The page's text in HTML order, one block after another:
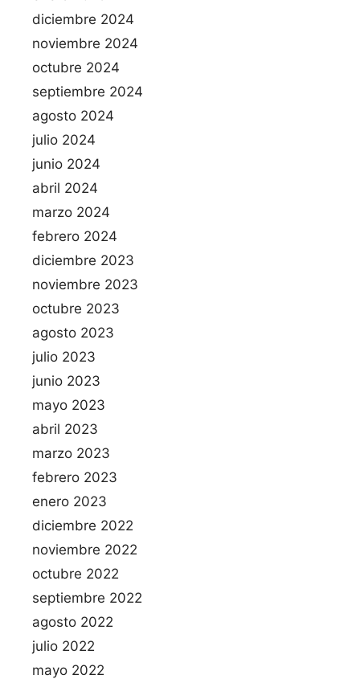
diciembre 2024
noviembre 2024
octubre 2024
septiembre 2024
agosto 2024
julio 2024
junio 2024
abril 2024
marzo 2024
febrero 2024
diciembre 2023
noviembre 2023
octubre 2023
agosto 2023
julio 2023
junio 2023
mayo 2023
abril 2023
marzo 2023
febrero 2023
enero 2023
diciembre 2022
noviembre 2022
octubre 2022
septiembre 2022
agosto 2022
julio 2022
mayo 2022